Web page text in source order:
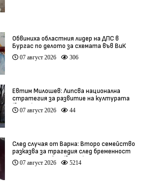
Обвиниха областния лидер на ДПС в
Бургас по делото за схемата във ВиК
07 август 2026 306
Евтим Милошев: Липсва национална
стратегия за развитие на културата
(видео)
07 август 2026 44
След случая от Варна: Второ семейство
разказва за трагедия след бременност
при същия лекар (видео)
07 август 2026 5214